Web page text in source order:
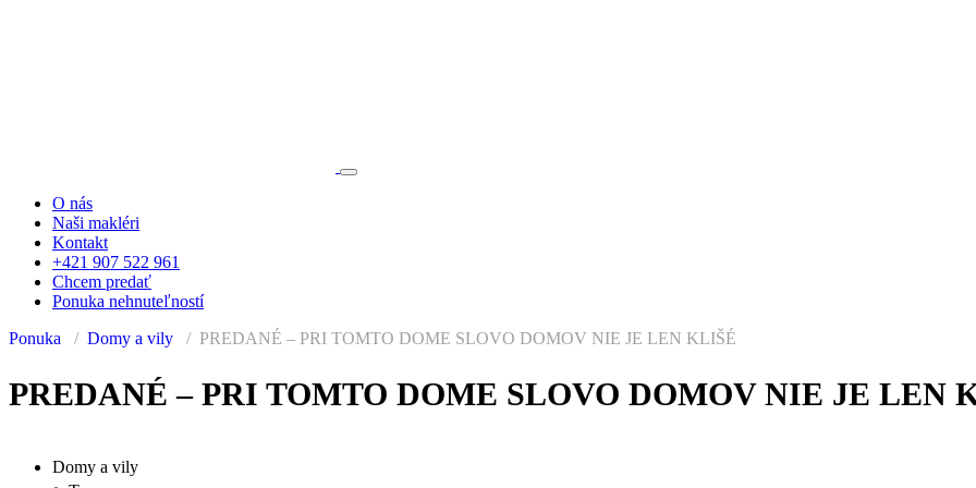
O nás
Naši makléri
Kontakt
+421 907 522 961
Chcem predať
Ponuka nehnuteľností
Ponuka
Domy a vily PREDANÉ – PRI TOMTO DOME SLOVO DOMOV NIE JE LEN KLIŠÉ
PREDANÉ
PREDANÉ – PRI TOMTO DOME SLOVO DOMOV NIE JE LEN
Domy a vily